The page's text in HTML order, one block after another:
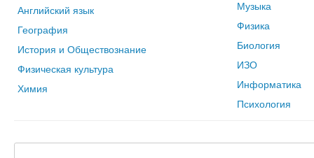
Английский язык
География
История и Обществознание
Физическая культура
Химия
Музыка
Физика
Биология
ИЗО
Информатика
Психология